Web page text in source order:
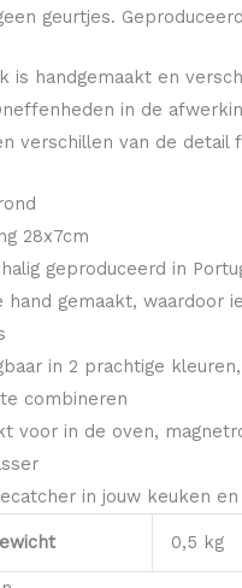
geurtjes.
is handgemaakt en
in de
verschillen van de detail
28x7cm
geproduceerd in
hand gemaakt, waardoor
in 2 prachtige
combineren
voor in de oven,
in jouw keuken en
0,5 kg